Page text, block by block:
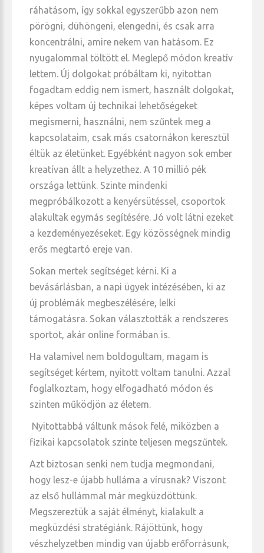
ráhatásom, így sokkal egyszerűbb azon nem
pörögni, dühöngeni, elengedni, és csak arra
koncentrálni, amire nekem van hatásom. Ez
nyugalommal töltött el. Meglepő módon kreatív
lettem. Új dolgokat próbáltam ki, nyitottan
fogadtam eddig nem ismert, használt dolgokat,
képes voltam új technikai lehetőségeket
megismerni, használni, nem szűntek meg a
kapcsolataim, csak más csatornákon keresztül
éltük az életünket. Egyébként nagyon sok ember
kreatívan állt a helyzethez. A 10 millió pék
országa lettünk. Szinte mindenki
megpróbálkozott a kenyérsütéssel, csoportok
alakultak egymás segítésére. Jó volt látni ezeket
a kezdeményezéseket. Egy közösségnek mindig
erős megtartó ereje van.
Sokan mertek segítséget kérni. Ki a
bevásárlásban, a napi ügyek intézésében, ki az
új problémák megbeszélésére, lelki
támogatásra. Sokan választották a rendszeres
sportot, akár online formában is.
Ha valamivel nem boldogultam, magam is
segítséget kértem, nyitott voltam tanulni. Azzal
foglalkoztam, hogy elfogadható módon és
szinten működjön az életem.
Nyitottabbá váltunk mások felé, miközben a
fizikai kapcsolatok szinte teljesen megszűntek.
Azt biztosan senki nem tudja megmondani,
hogy lesz-e újabb hulláma a vírusnak? Viszont
az első hullámmal már megküzdöttünk.
Megszereztük a saját élményt, kialakult a
megküzdési stratégiánk. Rájöttünk, hogy
vészhelyzetben mindig van újabb erőforrásunk,